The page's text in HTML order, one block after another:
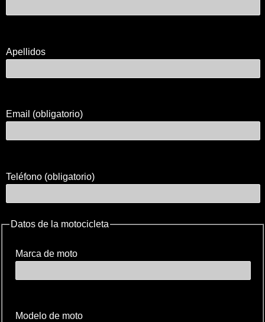
Apellidos
Email (obligatorio)
Teléfono (obligatorio)
Datos de la motocicleta
Marca de moto
Modelo de moto